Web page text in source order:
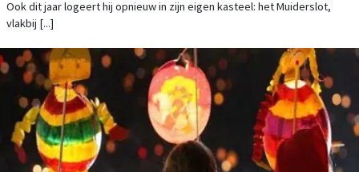
Ook dit jaar logeert hij opnieuw in zijn eigen kasteel: het Muiderslot,
vlakbij [...]